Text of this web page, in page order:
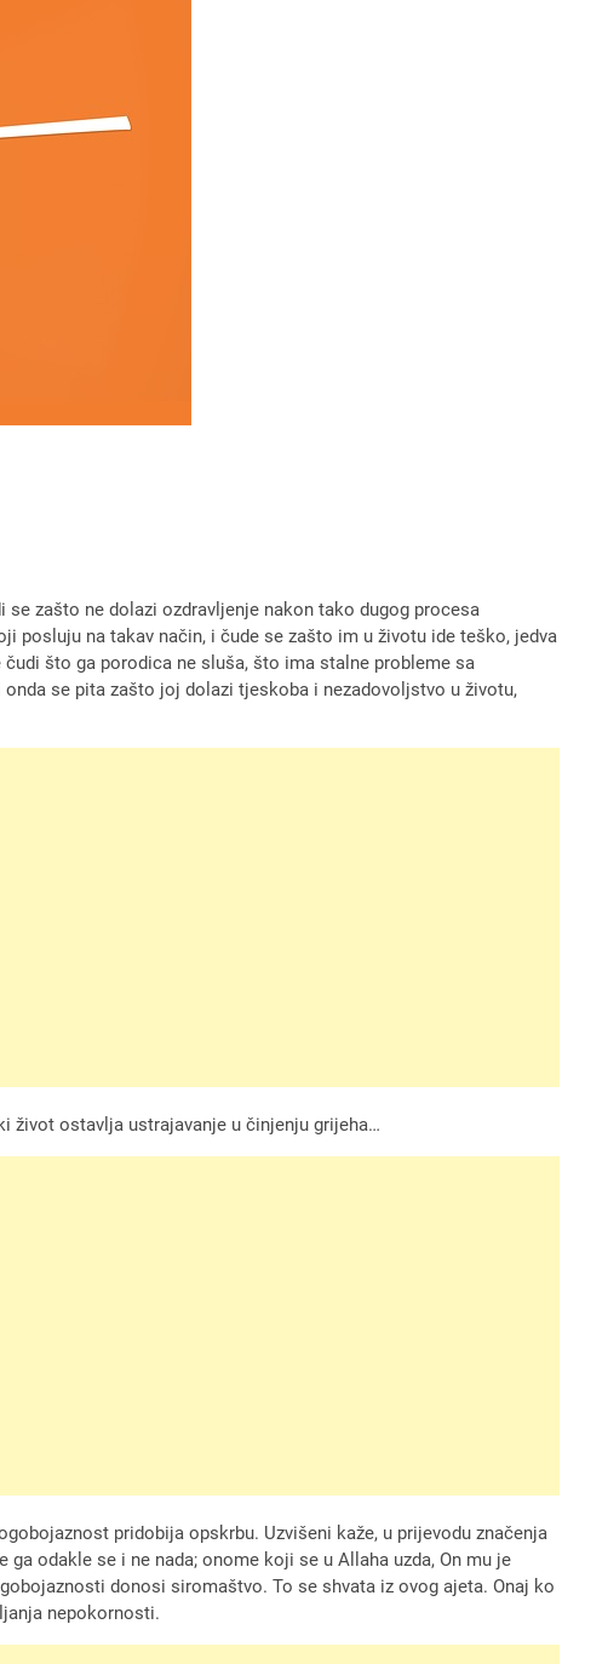
se zašto ne dolazi ozdravljenje nakon tako dugog procesa
posluju na takav način, i čude se zašto im u životu ide teško, jedva
što ga porodica ne sluša, što ima stalne probleme sa
se pita zašto joj dolazi tjeskoba i nezadovoljstvo u životu,
život ostavlja ustrajavanje u činjenju grijeha…
pridobija opskrbu. Uzvišeni kaže, u prijevodu značenja
odakle se i ne nada; onome koji se u Allaha uzda, On mu je
donosi siromaštvo. To se shvata iz ovog ajeta. Onaj ko
nepokornosti.